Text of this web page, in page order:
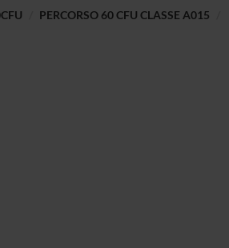
PERCORSO 60 CFU CLASSE A015